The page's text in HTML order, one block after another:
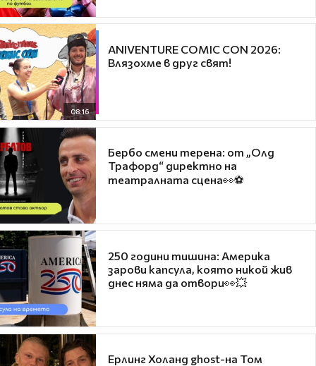
08:16
ANIVENTURE COMIC CON 2026:
Влязохме в друг свят!
Бербо смени терена: от „Олд
Трафорд“ директно на
театралната сцена👀⚽
250 години тишина: Америка
зарови капсула, която никой жив
днес няма да отвори👀💥
Ерлинг Холанд ghost-на Том